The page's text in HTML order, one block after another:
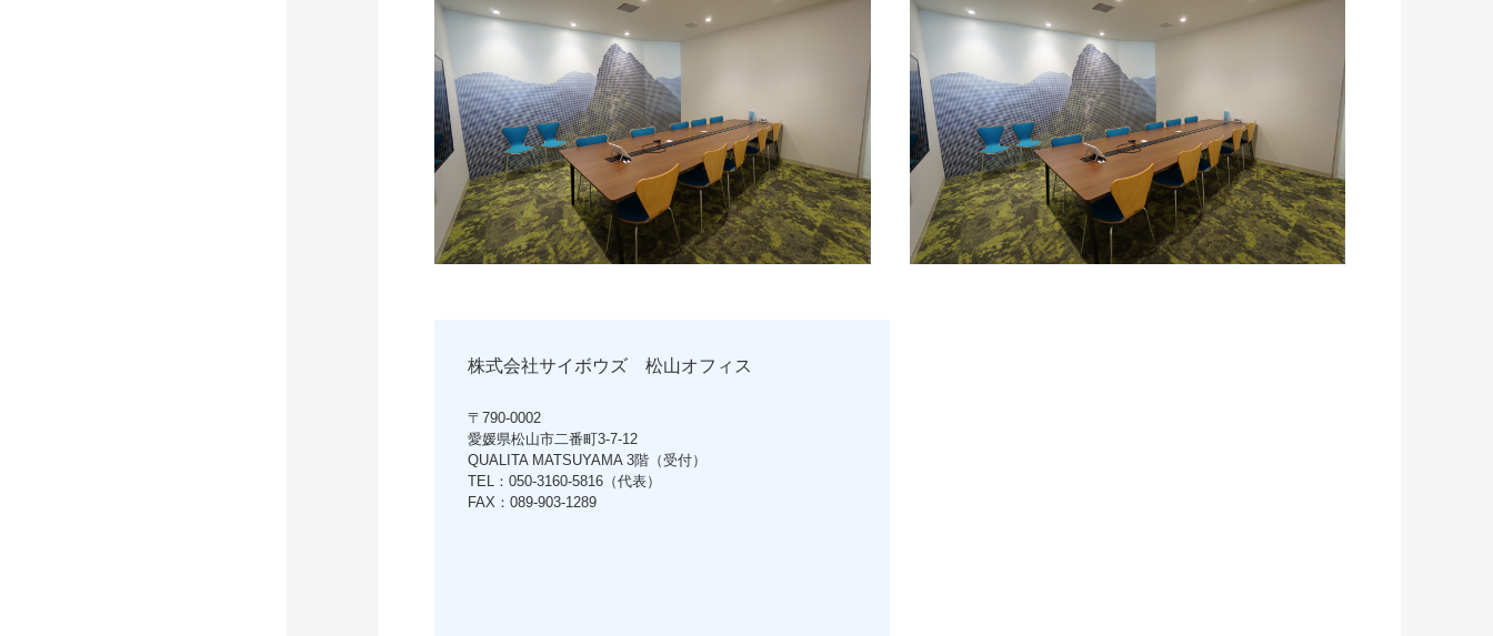
株式会社サイボウズ 松山オフィス
〒790-0002
愛媛県松山市二番町3-7-12
QUALITA MATSUYAMA 3階（受付）
TEL：050-3160-5816（代表）
FAX：089-903-1289